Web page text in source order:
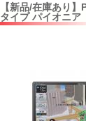
【新品/在庫あり
タイプ パイオニア